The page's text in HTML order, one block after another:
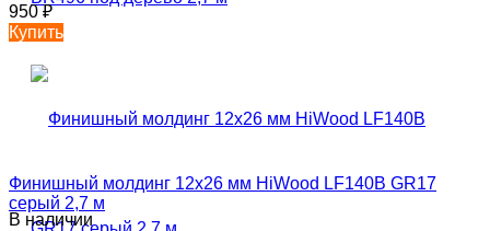
950₽
Купить
Финишный молдинг 12х26 мм HiWood LF140B GR17
серый 2,7 м
В наличии